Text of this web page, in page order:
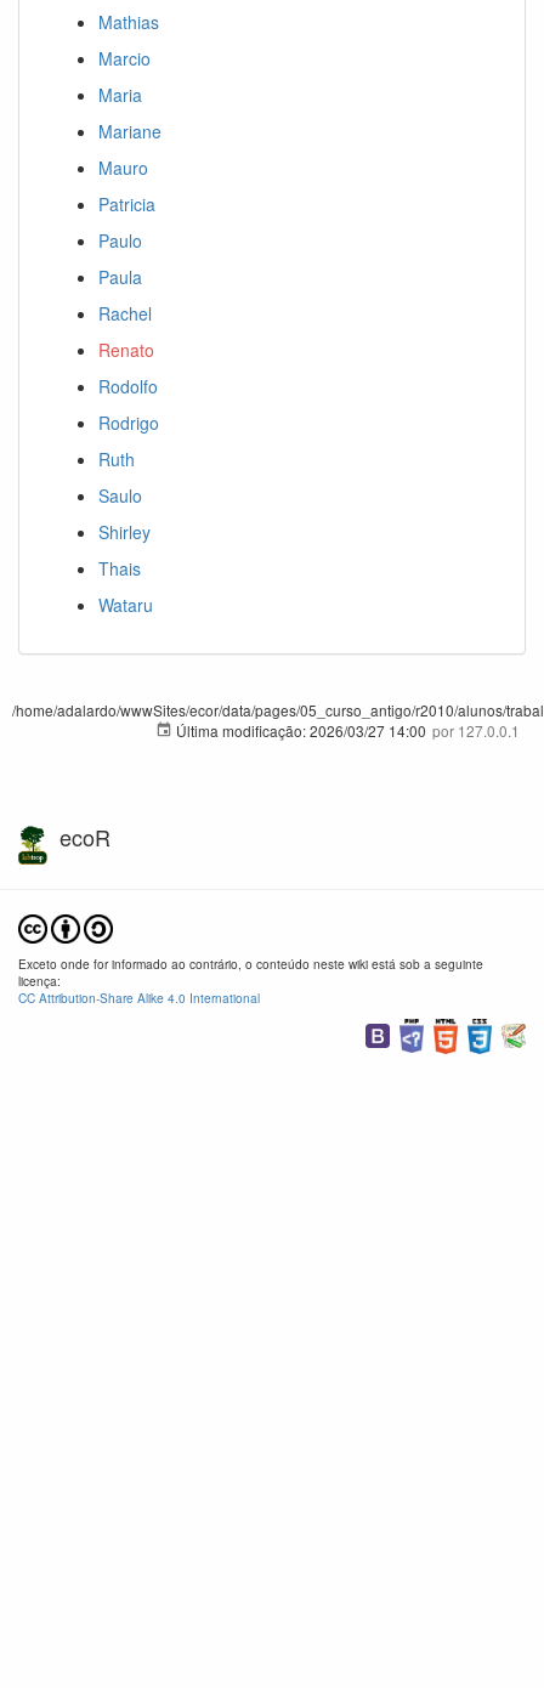
Mathias
Marcio
Maria
Mariane
Mauro
Patricia
Paulo
Paula
Rachel
Renato
Rodolfo
Rodrigo
Ruth
Saulo
Shirley
Thais
Wataru
/home/adalardo/wwwSites/ecor/data/pages/05_curso_antigo/r2010/alunos/
Última modificação:2026/03/27 14:00 por 127.0.0.1
ecoR
Exceto onde for informado ao contrário, o conteúdo neste wiki está sob a seguinte
licença:
CC Attribution-Share Alike 4.0 International